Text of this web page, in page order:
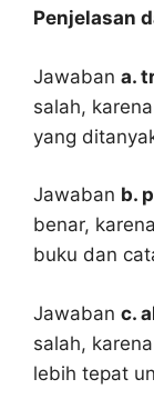
Penjelasan
Jawaban a.
salah,
yang
Jawaban b.
benar,
buku dan
Jawaban c.
salah,
lebih tepat